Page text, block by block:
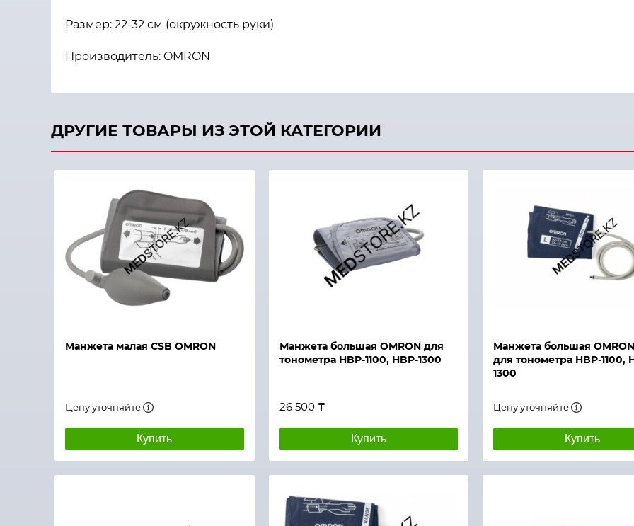
Размер: 22-32 см (окружность руки)
Производитель: OMRON
ДРУГИЕ ТОВАРЫ ИЗ ЭТОЙ КАТЕГОРИИ
Манжета малая CSB OMRON
Цену уточняйте
Купить
Манжета большая OMRON для
тонометра HBP-1100, HBP-1300
26 500 ₸
Купить
Манжета большая
для тонометра HBP-1100,
1300
Цену уточняйте
Купить